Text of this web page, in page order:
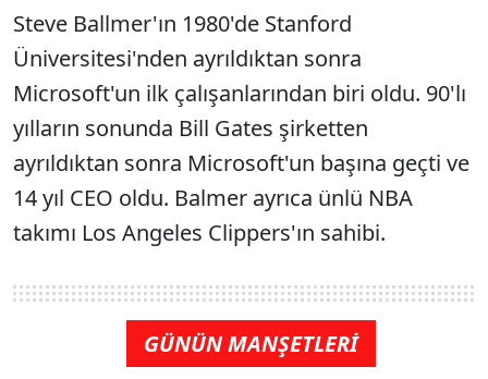
Steve Ballmer'ın 1980'de Stanford
Üniversitesi'nden ayrıldıktan sonra
Microsoft'un ilk çalışanlarından biri oldu. 90'lı
yılların sonunda Bill Gates şirketten
ayrıldıktan sonra Microsoft'un başına geçti ve
14 yıl CEO oldu. Balmer ayrıca ünlü NBA
takımı Los Angeles Clippers'ın sahibi.
GÜNÜN MANŞETLERİ